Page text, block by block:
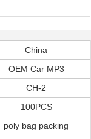
China
OEM Car MP3
CH-2
100PCS
poly bag packing